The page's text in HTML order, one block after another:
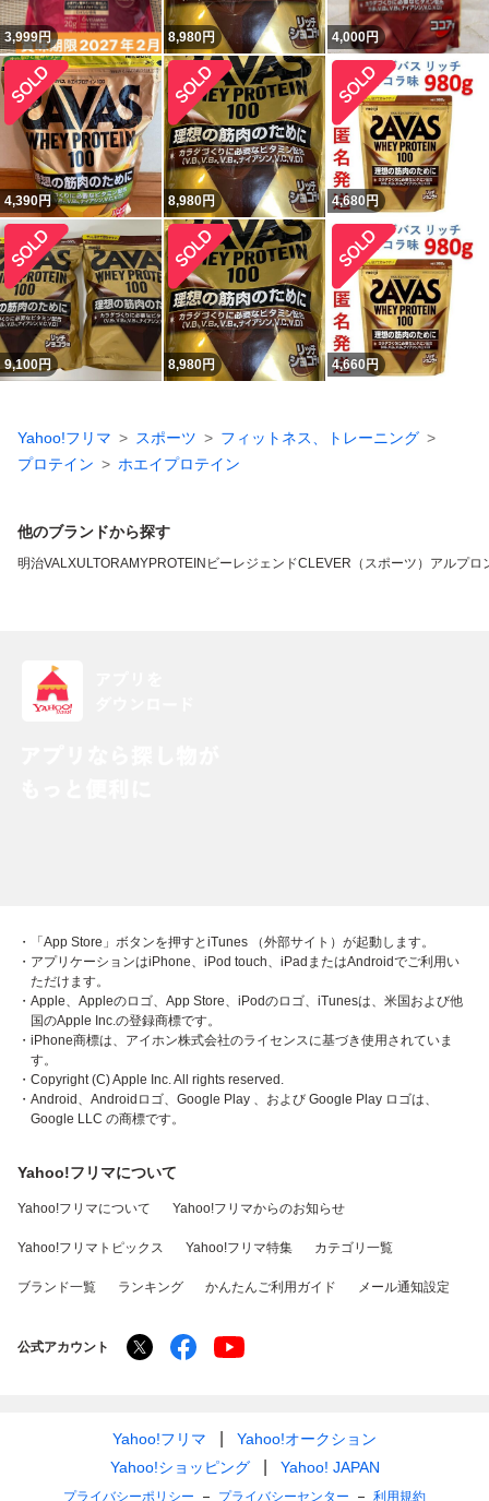
3,999円 8,980円 4,000円
4,390円 8,980円 4,680円
9,100円 8,980円 4,660円
Yahoo!フリマ スポーツ
フィットネス、トレーニング
プロテイン
ホエイプロテイン
他のブランドから探す
明治VALXULTORAMYPROTEIN ビーレジェンドCLEVER（スポーツ） アルプロ
・「App Store」ボタンを押すとiTunes （外部サイト）が起動します。
・アプリケーションはiPhone、iPod touch、iPadまたはAndroidでご利用い
ただけます。
・Apple、Appleのロゴ、App Store、iPodのロゴ、iTunesは、米国および他
国のApple Inc.の登録商標です。
・iPhone商標は、アイホン株式会社のライセンスに基づき使用されていま
す。
・Copyright (C) Apple Inc. All rights reserved.
・Android、Androidロゴ、Google Play 、および Google Play ロゴは、
Google LLC の商標です。
Yahoo!フリマについて
Yahoo!フリマについて Yahoo!フリマからのお知らせ
Yahoo!フリマトピックス Yahoo!フリマ特集 カテゴリ一覧
ブランド一覧 ランキング かんたんご利用ガイド メール通知設定
公式アカウント
Yahoo!フリマ
Yahoo!オークション
Yahoo!ショッピング
Yahoo! JAPAN
プライバシーポリシー プライバシーセンター 利用規約